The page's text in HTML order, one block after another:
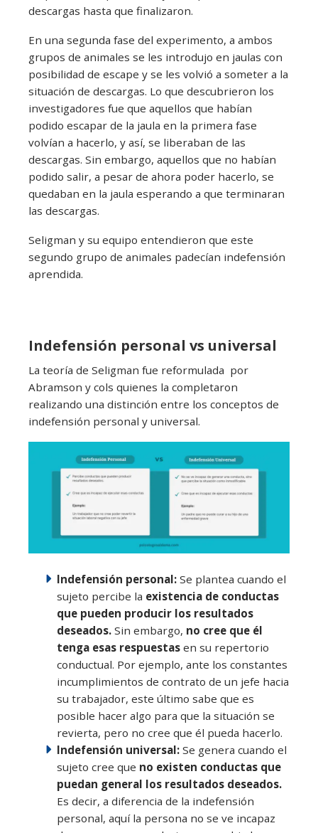
descargas hasta que finalizaron.
En una segunda fase del experimento, a ambos
grupos de animales se les introdujo en jaulas con
posibilidad de escape y se les volvió a someter a la
situación de descargas. Lo que descubrieron los
investigadores fue que aquellos que habían
podido escapar de la jaula en la primera fase
volvían a hacerlo, y así, se liberaban de las
descargas. Sin embargo, aquellos que no habían
podido salir, a pesar de ahora poder hacerlo, se
quedaban en la jaula esperando a que terminaran
las descargas.
Seligman y su equipo entendieron que este
segundo grupo de animales padecían indefensión
aprendida.
Indefensión personal vs universal
La teoría de Seligman fue reformulada por
Abramson y cols quienes la completaron
realizando una distinción entre los conceptos de
indefensión personal y universal.
Indefensión personal: Se plantea cuando el
sujeto percibe la existencia de conductas
que pueden producir los resultados
deseados. Sin embargo, no cree que él
tenga esas respuestas en su repertorio
conductual. Por ejemplo, ante los constantes
incumplimientos de contrato de un jefe hacia
su trabajador, este último sabe que es
posible hacer algo para que la situación se
revierta, pero no cree que él pueda hacerlo.
Indefensión universal: Se genera cuando el
sujeto cree que no existen conductas que
puedan general los resultados deseados.
Es decir, a diferencia de la indefensión
personal, aquí la persona no se ve incapaz